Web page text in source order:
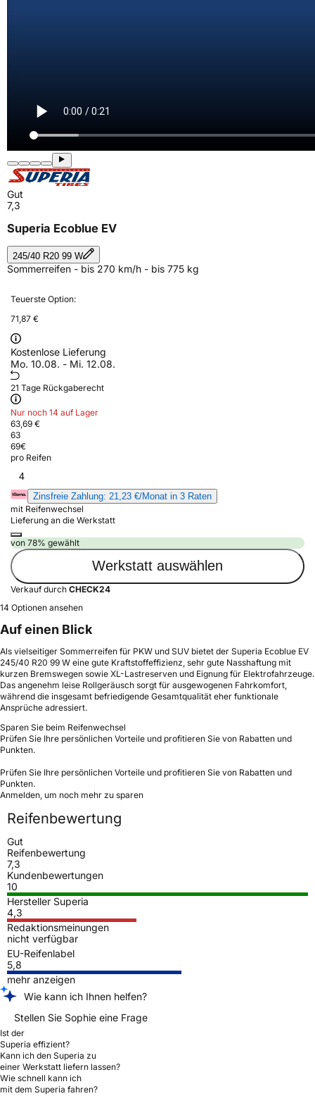
Gut
7,3
Superia Ecoblue EV
245/40 R20 99 W
Sommerreifen - bis 270 km/h - bis 775 kg
Teuerste Option:
71,87 €
Kostenlose Lieferung
Mo. 10.08. - Mi. 12.08.
21 Tage Rückgaberecht
Nur noch 14 auf Lager
63,69 €
63
69€
pro Reifen
4
Zinsfreie Zahlung: 21,23 €/Monat in 3 Raten
mit Reifenwechsel
Lieferung an die Werkstatt
von 78% gewählt
Werkstatt auswählen
Verkauf durch CHECK24
14 Optionen ansehen
Auf einen Blick
Als vielseitiger Sommerreifen für PKW und SUV bietet der Superia Ecoblue EV
245/40 R20 99 W eine gute Kraftstoffeffizienz, sehr gute Nasshaftung mit
kurzen Bremswegen sowie XL-Lastreserven und Eignung für Elektrofahrzeuge.
Das angenehm leise Rollgeräusch sorgt für ausgewogenen Fahrkomfort,
während die insgesamt befriedigende Gesamtqualität eher funktionale
Ansprüche adressiert.
Sparen Sie beim Reifenwechsel
Prüfen Sie Ihre persönlichen Vorteile und profitieren Sie von Rabatten und
Punkten.
Prüfen Sie Ihre persönlichen Vorteile und profitieren Sie von Rabatten und
Punkten.
Anmelden, um noch mehr zu sparen
Reifenbewertung
Gut
Reifenbewertung
7,3
Kundenbewertungen
10
Hersteller Superia
4,3
Redaktionsmeinungen
nicht verfügbar
EU-Reifenlabel
5,8
mehr anzeigen
Wie kann ich Ihnen helfen?
Stellen Sie Sophie eine Frage
Ist der
Superia effizient?
Kann ich den Superia zu
einer Werkstatt liefern lassen?
Wie schnell kann ich
mit dem Superia fahren?